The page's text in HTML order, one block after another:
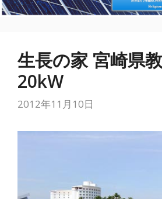
生長の家 宮崎県
20kW
2012年11月10日